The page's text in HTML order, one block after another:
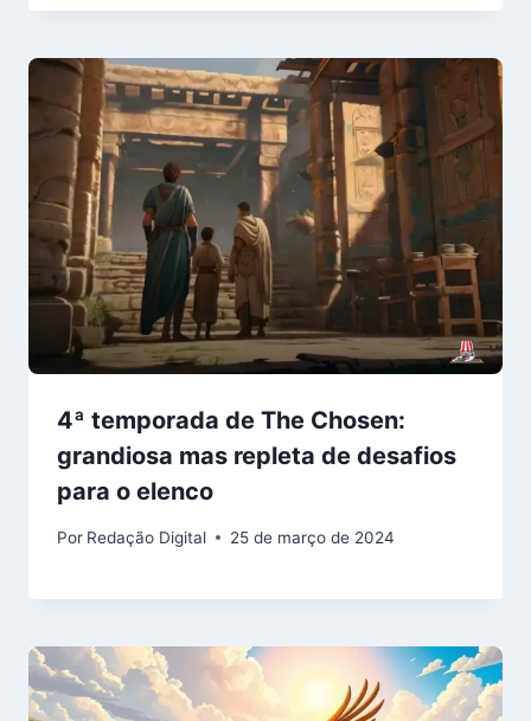
4ª temporada de The Chosen:
grandiosa mas repleta de desafios
para o elenco
Por Redação Digital 25 de março de 2024